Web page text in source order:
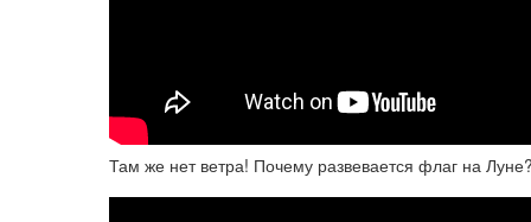
Там же нет ветра! Почему развевается флаг на